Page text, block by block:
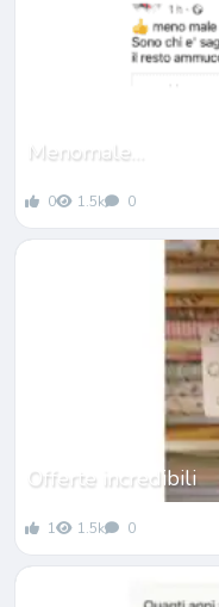
Menomale…
0 1.5k 0
Offerte incredibili
1 1.5k 0